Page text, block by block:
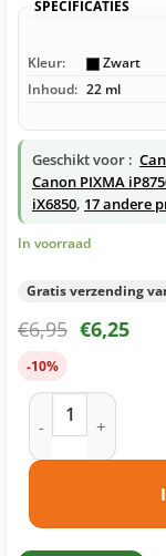
SPECIFICATIES
Kleur: Zwart
Inhoud: 22 ml
Geschikt voor :
Canon PIXMA
iX6850, 17 andere
In voorraad
Gratis verzending
€6,95 €6,25
-10%
Canon PGI-